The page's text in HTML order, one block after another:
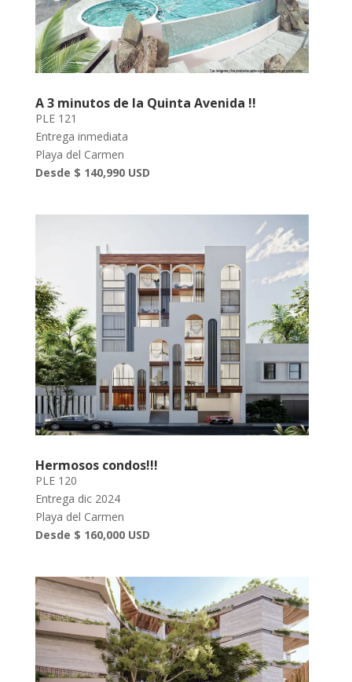
A 3 minutos de la Quinta Avenida !!
PLE 121
Entrega inmediata
Playa del Carmen
Desde $ 140,990 USD
Hermosos condos!!!
PLE 120
Entrega dic 2024
Playa del Carmen
Desde $ 160,000 USD